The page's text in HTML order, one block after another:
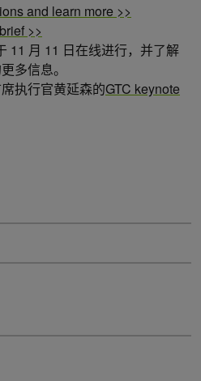
and learn more >>
>>
11 月 11 日在线进行，并了解
多信息。
执行官黄延森的GTC keynote